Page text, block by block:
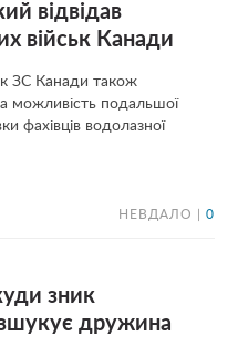
відвідав
військ Канади
ЗС Канади також
можливість подальшої
фахівців водолазної
НЕВДАЛО | 0
зник
дружина